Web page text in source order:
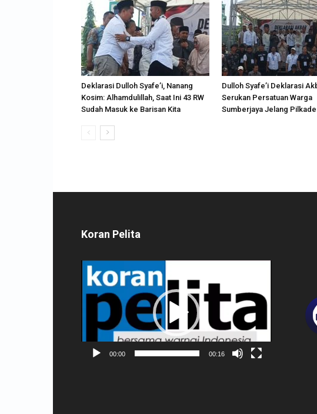
Deklarasi Dulloh Syafe’i, Nanang
Kosim: Alhamdulillah, Saat Ini 43 RW
Sudah Masuk ke Barisan Kita
Dulloh Syafe’i Deklarasi
Serukan Persatuan Warga
Sumberjaya Jelang
Koran Pelita
Pemutar
Video
00:00 00:16